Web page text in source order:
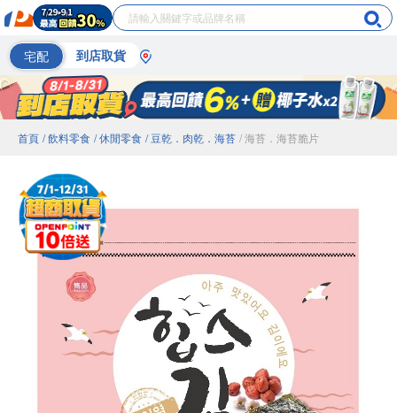
宅配 到店取貨
首頁 / 飲料零食 / 休閒零食 / 豆乾．肉乾．海苔 / 海苔．海苔脆片